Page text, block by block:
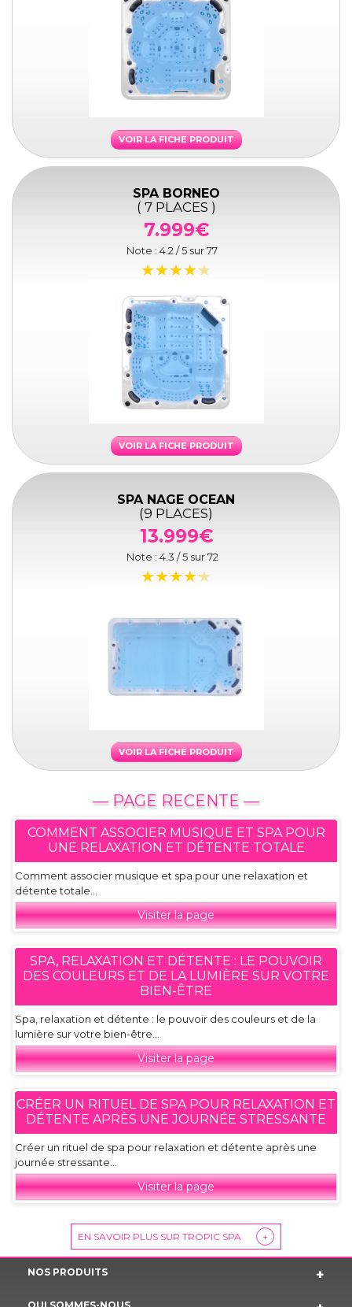
VOIR LA FICHE PRODUIT
SPA BORNEO
( 7 PLACES )
7.999€
Note : 4.2 / 5 sur77
VOIR LA FICHE PRODUIT
SPA NAGE OCEAN
(9 PLACES)
13.999€
Note : 4.3 / 5 sur72
VOIR LA FICHE PRODUIT
— PAGE RECENTE —
COMMENT ASSOCIER MUSIQUE ET SPA POUR
UNE RELAXATION ET DÉTENTE TOTALE
Comment associer musique et spa pour une relaxation et
détente totale...
Visiter la page
SPA, RELAXATION ET DÉTENTE : LE POUVOIR
DES COULEURS ET DE LA LUMIÈRE SUR VOTRE
BIEN-ÊTRE
Spa, relaxation et détente : le pouvoir des couleurs et de la
lumière sur votre bien-être...
Visiter la page
CRÉER UN RITUEL DE SPA POUR RELAXATION ET
DÉTENTE APRÈS UNE JOURNÉE STRESSANTE
Créer un rituel de spa pour relaxation et détente après une
journée stressante...
Visiter la page
EN SAVOIR PLUS SUR TROPIC SPA +
NOS PRODUITS